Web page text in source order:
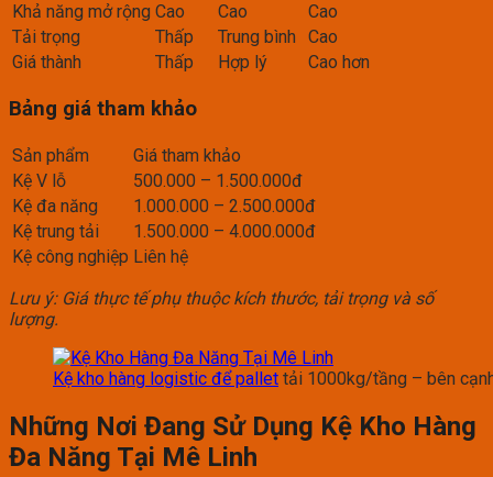
Khả năng mở rộng Cao Cao
Cao
Tải trọng
Thấp Trung bình
Cao
Giá thành
Thấp Hợp lý Cao hơn
Bảng giá tham khảo
Sản phẩm
Giá tham khảo
Kệ V lỗ
500.000 – 1.500.000đ
Kệ đa năng
1.000.000 – 2.500.000đ
Kệ trung tải
1.500.000 – 4.000.000đ
Kệ công nghiệp Liên hệ
Lưu ý: Giá thực tế phụ thuộc kích thước, tải trọng và số
lượng.
Kệ kho hàng logistic để pallet tải 1000kg/tầng – bên
Những Nơi Đang Sử Dụng Kệ Kho Hàng
Đa Năng Tại Mê Linh